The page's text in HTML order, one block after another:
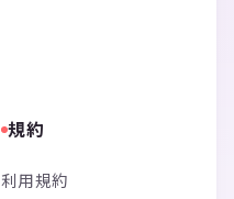
規約
利用規約